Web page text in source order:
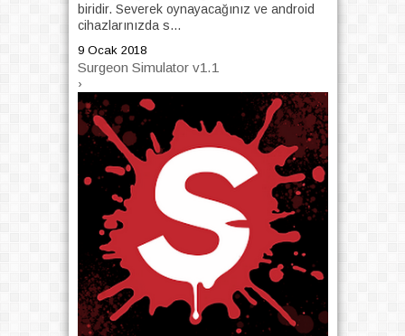
biridir. Severek oynayacağınız ve android
cihazlarınızda s...
9 Ocak 2018
Surgeon Simulator v1.1
›